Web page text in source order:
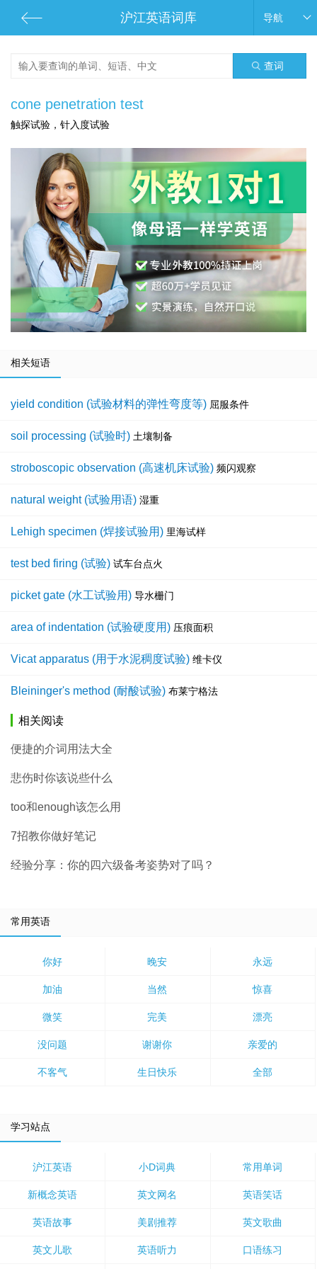
沪江英语词库 导航
查词
cone penetration test
触探试验，针入度试验
相关短语
yield condition (试验材料的弹性弯度等) 屈服条件
soil processing (试验时) 土壤制备
stroboscopic observation (高速机床试验) 频闪观察
natural weight (试验用语) 湿重
Lehigh specimen (焊接试验用) 里海试样
test bed firing (试验) 试车台点火
picket gate (水工试验用) 导水栅门
area of indentation (试验硬度用) 压痕面积
Vicat apparatus (用于水泥稠度试验) 维卡仪
Bleininger's method (耐酸试验) 布莱宁格法
相关阅读
便捷的介词用法大全
悲伤时你该说些什么
too和enough该怎么用
7招教你做好笔记
经验分享：你的四六级备考姿势对了吗？
常用英语
你好 晚安 永远
加油 当然 惊喜
微笑 完美 漂亮
没问题 谢谢你 亲爱的
不客气 生日快乐 全部
学习站点
沪江英语 小D词典 常用单词
新概念英语 英文网名 英语笑话
英语故事 美剧推荐 英文歌曲
英文儿歌 英语听力 口语练习